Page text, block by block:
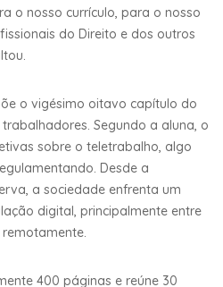
o nosso currículo, para o nosso
do Direito e dos outros
o vigésimo oitavo capítulo do
Segundo a aluna, o
sobre o teletrabalho, algo
Desde a
a sociedade enfrenta um
digital, principalmente entre
400 páginas e reúne 30